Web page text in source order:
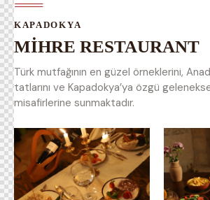
KAPADOKYA
MİHRE RESTAURANT
Türk mutfağının en güzel örneklerini,
tatlarını ve Kapadokya’ya özgü
misafirlerine sunmaktadır.